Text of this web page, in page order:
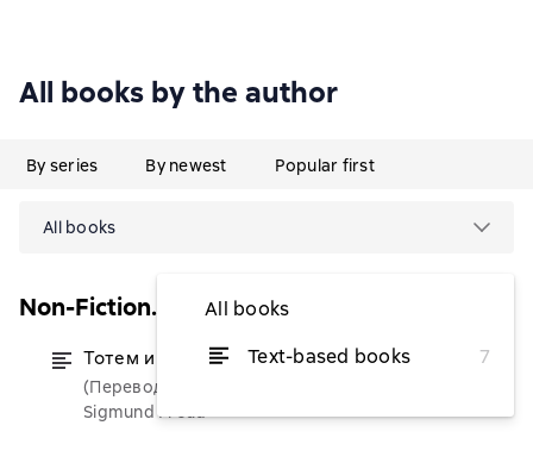
All books by the author
By series By newest Popular first
All books
All books
Text-based books
7
Non-Fiction. Большие книги
Тотем и табу. «Я» и «Оно»
(Переводчик)
Sigmund Freud
from $3.52